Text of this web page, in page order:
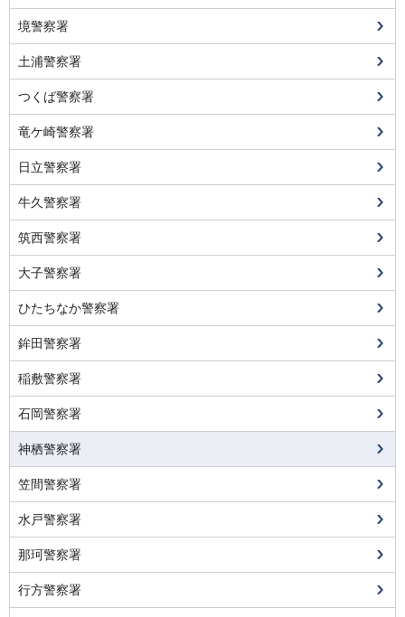
境警察署
土浦警察署
つくば警察署
竜ケ崎警察署
日立警察署
牛久警察署
筑西警察署
大子警察署
ひたちなか警察署
鉾田警察署
稲敷警察署
石岡警察署
神栖警察署
笠間警察署
水戸警察署
那珂警察署
行方警察署